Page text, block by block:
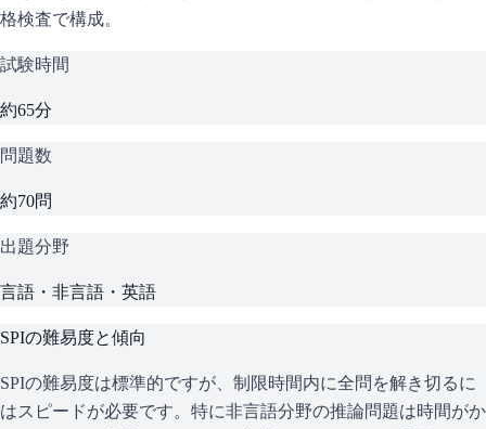
格検査で構成。
試験時間
約65分
問題数
約70問
出題分野
言語・非言語・英語
SPIの難易度と傾向
SPIの難易度は標準的ですが、制限時間内に全問を解き切るに
はスピードが必要です。特に非言語分野の推論問題は時間がか